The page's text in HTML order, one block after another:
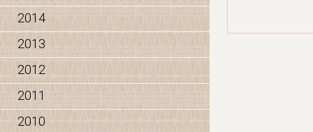
2014
2013
2012
2011
2010